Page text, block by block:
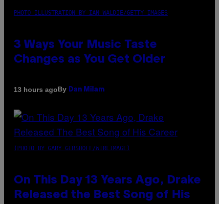
PHOTO ILLUSTRATION BY IAN WALDIE/GETTY IMAGES
3 Ways Your Music Taste
Changes as You Get Older
13 hours agoBy Dan Milam
(PHOTO BY GARY GERSHOFF/WIREIMAGE)
On This Day 13 Years Ago, Drake
Released the Best Song of His